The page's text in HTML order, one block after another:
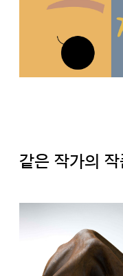
같은 작가의 작